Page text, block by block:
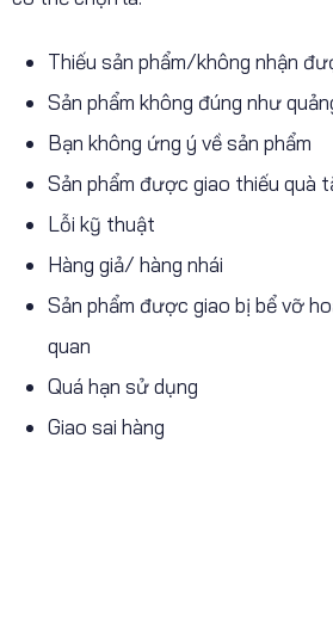
Thiếu sản phẩm/không nhận
Sản phẩm không đúng như
Bạn không ứng ý về sản phẩm
Sản phẩm được giao thiếu quà
Lỗi kỹ thuật
Hàng giả/ hàng nhái
Sản phẩm được giao bị bể vỡ
quan
Quá hạn sử dụng
Giao sai hàng